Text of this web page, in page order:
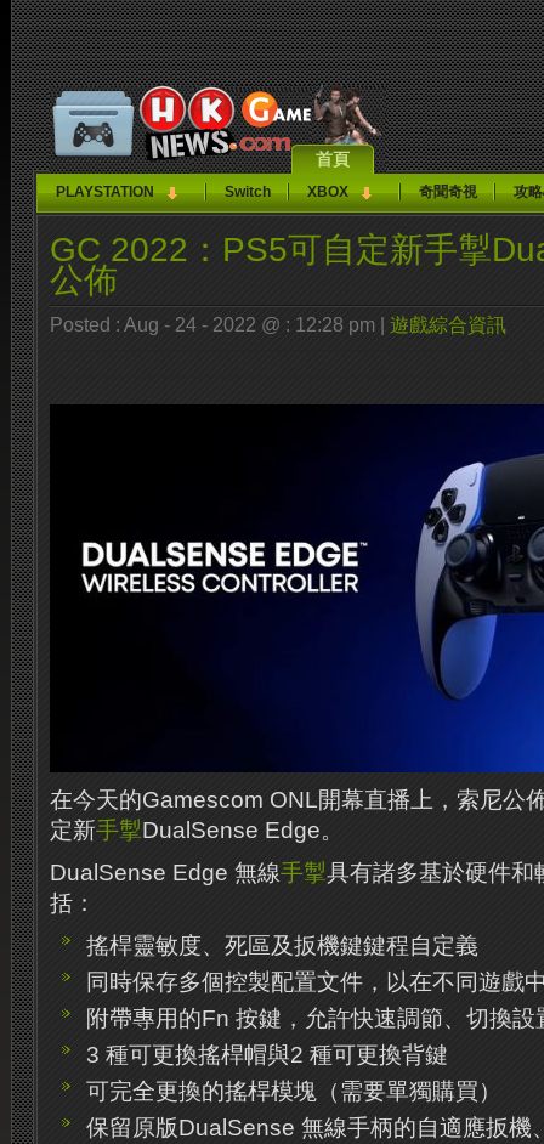
首頁
PLAYSTATION Switch XBOX 奇聞奇視 攻
GC 2022：PS5可自定新手掣
公佈
Posted : Aug - 24 - 2022 @ : 12:28 pm | 遊戲綜合資訊
在今天的Gamescom ONL開幕直播上，索尼公
定新手掣DualSense Edge。
DualSense Edge 無線手掣具有諸多基於硬件和
括：
搖桿靈敏度、死區及扳機鍵鍵程自定義
同時保存多個控製配置文件，以在不同遊戲
附帶專用的Fn 按鍵，允許快速調節、切換設
3 種可更換搖桿帽與2 種可更換背鍵
可完全更換的搖桿模塊（需要單獨購買）
保留原版DualSense 無線手柄的自適應扳機